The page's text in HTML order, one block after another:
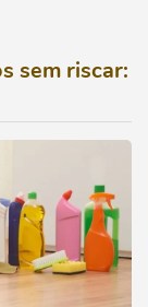
sem riscar: